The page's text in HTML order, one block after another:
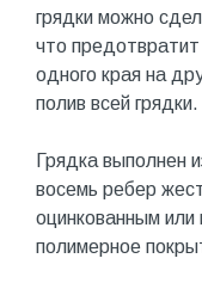
грядки можно
что
одного края на
полив всей грядки.
Грядка выполнен
восемь ребер
оцинкованным
полимерное